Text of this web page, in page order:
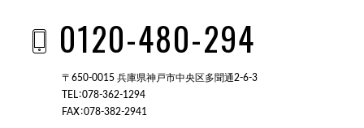
0120-480-294
〒650-0015 兵庫県神戸市中央区多聞通2-6-3
TEL：078-362-1294
FAX：078-382-2941